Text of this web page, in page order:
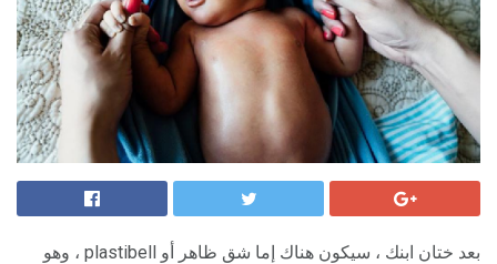
بعد ختان ابنك ، سيكون هناك إما شق ظاهر أو plastibell ، وهو